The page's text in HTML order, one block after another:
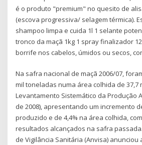
é o produto "premium" no quesito de
(escova progressiva/ selagem térmica).
shampoo limpa e cuida 1l 1 selante
tronco da maçã 1kg 1 spray finalizador
borrife nos cabelos, úmidos ou secos,
Na safra nacional de maçã 2006/07,
mil toneladas numa área colhida de 37,7
Levantamento Sistemático da Produção
de 2008), apresentando um incremento
produzido e de 4,4% na área colhida,
resultados alcançados na safra
de Vigilância Sanitária (Anvisa) anunciou